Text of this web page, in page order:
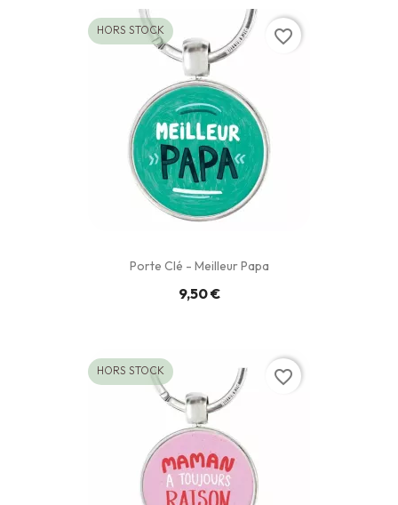
Porte Clé - Meilleur Papa
9,50 €
HORS STOCK favorite_border
HORS STOCK favorite_border